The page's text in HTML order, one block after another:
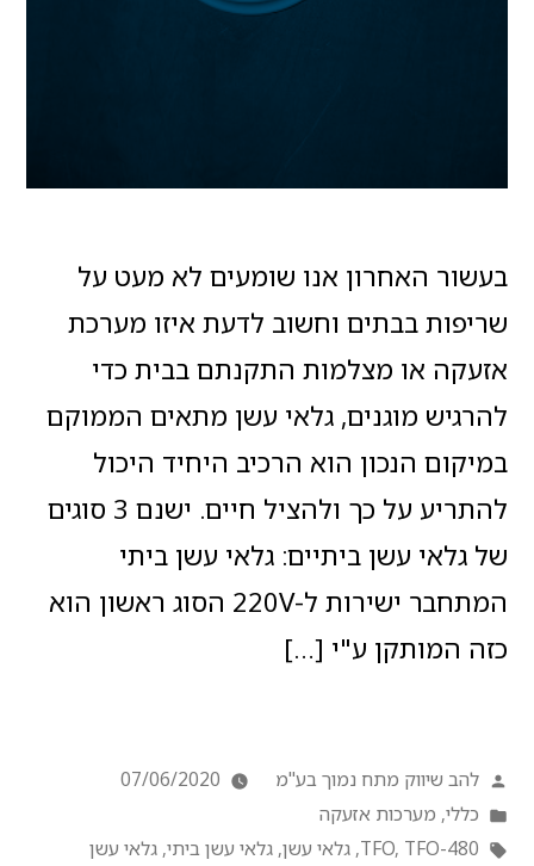
בעשור האחרון אנו שומעים לא מעט על
שריפות בבתים וחשוב לדעת איזו מערכת
אזעקה או מצלמות התקנתם בבית כדי
להרגיש מוגנים, גלאי עשן מתאים הממוקם
במיקום הנכון הוא הרכיב היחיד היכול
להתריע על כך ולהציל חיים. ישנם 3 סוגים
של גלאי עשן ביתיים: גלאי עשן ביתי
המתחבר ישירות ל-220V הסוג ראשון הוא
כזה המותקן ע"י […]
להב שיווק מתח נמוך בע"מ
07/06/2020
כללי, מערכות אזעקה
TFO, TFO-480
, גלאי עשן, גלאי עשן ביתי, גלאי עשן